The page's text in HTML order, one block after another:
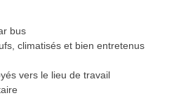
bus
climatisés et bien entretenus
vers le lieu de travail